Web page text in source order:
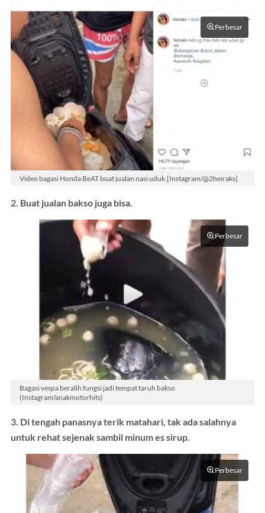
Perbesar
Video bagasi Honda BeAT buat jualan nasi uduk.[Instagram/@2heiraks]
2. Buat jualan bakso juga bisa.
Perbesar
Bagasi vespa beralih fungsi jadi tempat taruh bakso
(Instagram/anakmotorhits)
3. Di tengah panasnya terik matahari, tak ada salahnya
untuk rehat sejenak sambil minum es sirup.
Perbesar